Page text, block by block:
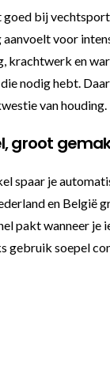
bij
voor
krachtwerk en
nodig hebt.
van houding.
groot
spaar je
en België
pakt wanneer
gebruik soepel